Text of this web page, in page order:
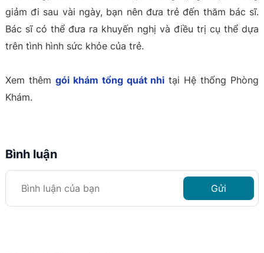
giảm đi sau vài ngày, bạn nên đưa trẻ đến thăm bác sĩ.
Bác sĩ có thể đưa ra khuyến nghị và điều trị cụ thể dựa
trên tình hình sức khỏe của trẻ.
Xem thêm gói khám tổng quát nhi tại Hệ thống Phòng
Khám.
Bình luận
Gửi